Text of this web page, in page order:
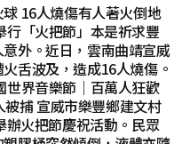
16人燒傷有人著火倒地
「火把節」本是祈求豐
外。近日，雲南曲靖宣威
舌波及，造成16人燒傷。
世界音樂節｜百萬人狂歡
捕 宣威市樂豐鄉建文村
火把節慶祝活動。民眾